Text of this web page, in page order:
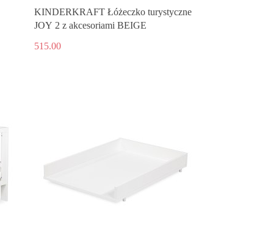
KINDERKRAFT Łóżeczko turystyczne
JOY 2 z akcesoriami BEIGE
515.00